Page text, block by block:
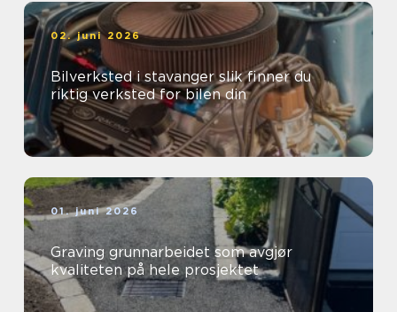
02. juni 2026
Bilverksted i stavanger slik finner du
riktig verksted for bilen din
01. juni 2026
Graving grunnarbeidet som avgjør
kvaliteten på hele prosjektet